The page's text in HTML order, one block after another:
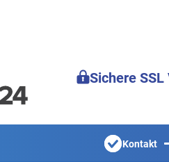
Sichere
Kontakt